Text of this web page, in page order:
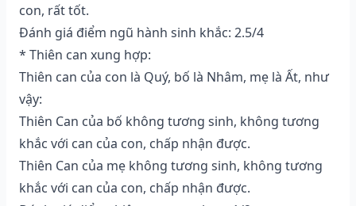
con, rất tốt.
Đánh giá điểm ngũ hành sinh khắc: 2.5/4
* Thiên can xung hợp:
Thiên can của con là Quý, bố là Nhâm, mẹ là Ất, như
vậy:
Thiên Can của bố không tương sinh, không tương
khắc với can của con, chấp nhận được.
Thiên Can của mẹ không tương sinh, không tương
khắc với can của con, chấp nhận được.